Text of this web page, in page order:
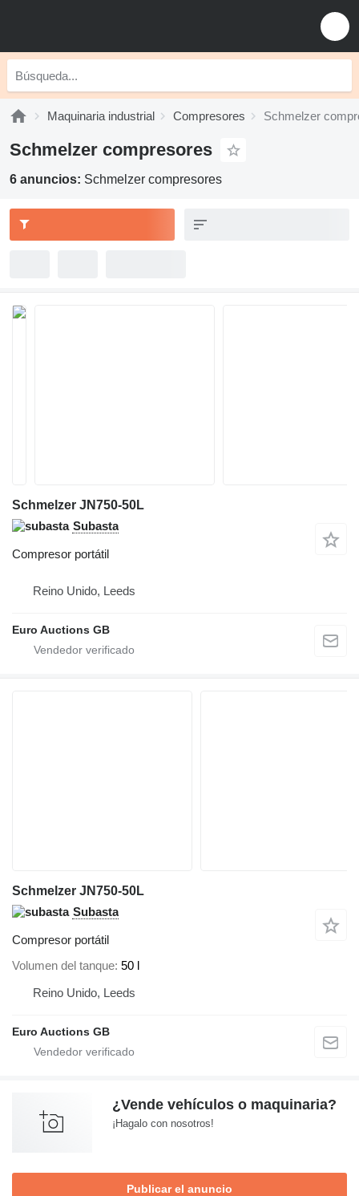
Maquinaria industrial Compresores Schmelzer
Schmelzer compresores
6 anuncios: Schmelzer compresores
Schmelzer JN750-50L
Subasta
Compresor portátil
Reino Unido, Leeds
Euro Auctions GB
Schmelzer JN750-50L
Subasta
Compresor portátil
Volumen del tanque 50 l
Reino Unido, Leeds
Euro Auctions GB
¿Vende vehículos o maquinaria?
¡Hagalo con nosotros!
Publicar el anuncio